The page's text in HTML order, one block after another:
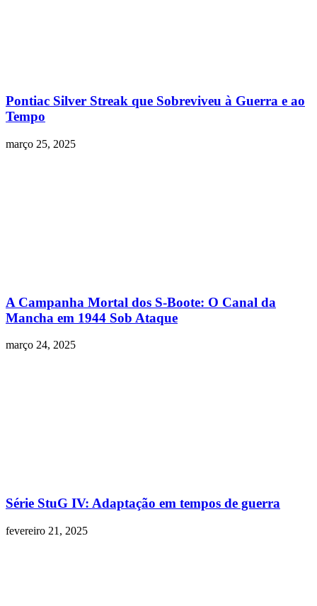
Pontiac Silver Streak que Sobreviveu à Guerra e ao
Tempo
março 25, 2025
A Campanha Mortal dos S-Boote: O Canal da
Mancha em 1944 Sob Ataque
março 24, 2025
Série StuG IV: Adaptação em tempos de guerra
fevereiro 21, 2025